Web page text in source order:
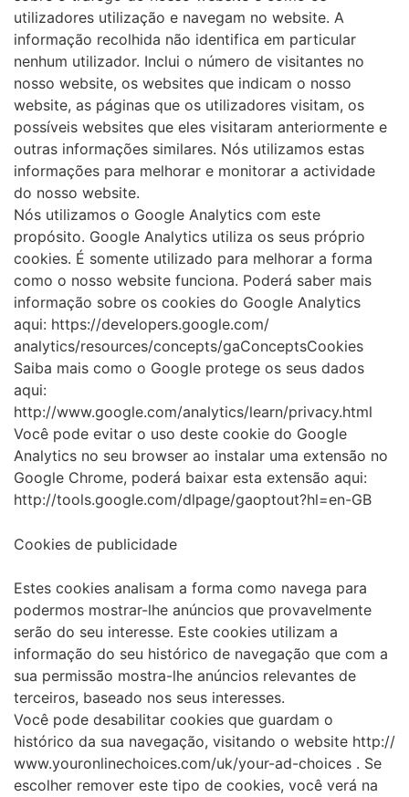
utilizadores utilização e navegam no website. A
informação recolhida não identifica em particular
nenhum utilizador. Inclui o número de visitantes no
nosso website, os websites que indicam o nosso
website, as páginas que os utilizadores visitam, os
possíveis websites que eles visitaram anteriormente e
outras informações similares. Nós utilizamos estas
informações para melhorar e monitorar a actividade
do nosso website.
Nós utilizamos o Google Analytics com este
propósito. Google Analytics utiliza os seus próprio
cookies. É somente utilizado para melhorar a forma
como o nosso website funciona. Poderá saber mais
informação sobre os cookies do Google Analytics
aqui: https://developers.google.com/
analytics/resources/concepts/gaConceptsCookies
Saiba mais como o Google protege os seus dados
aqui:
http://www.google.com/analytics/learn/privacy.html
Você pode evitar o uso deste cookie do Google
Analytics no seu browser ao instalar uma extensão no
Google Chrome, poderá baixar esta extensão aqui:
http://tools.google.com/dlpage/gaoptout?hl=en-GB
Cookies de publicidade
Estes cookies analisam a forma como navega para
podermos mostrar-lhe anúncios que provavelmente
serão do seu interesse. Este cookies utilizam a
informação do seu histórico de navegação que com a
sua permissão mostra-lhe anúncios relevantes de
terceiros, baseado nos seus interesses.
Você pode desabilitar cookies que guardam o
histórico da sua navegação, visitando o website http://
www.youronlinechoices.com/uk/your-ad-choices . Se
escolher remover este tipo de cookies, você verá na